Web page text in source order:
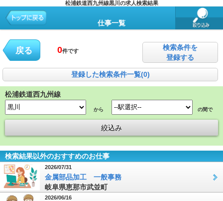
松浦鉄道西九州線黒川の求人検索結果
仕事一覧
戻る 0件です
検索条件を
登録する
登録した検索条件一覧(0)
松浦鉄道西九州線
から の間で
検索結果以外のおすすめのお仕事
2026/07/31
金属部品加工 一般事務
岐阜県恵那市武並町
2026/06/16